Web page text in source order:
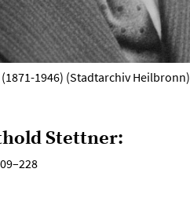
1946) (Stadtarchiv Heilbronn)
Stettner: